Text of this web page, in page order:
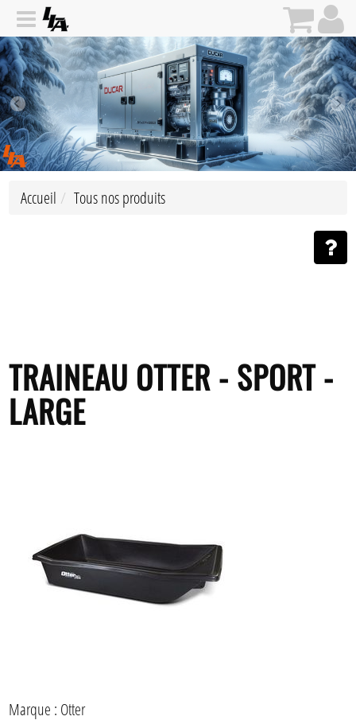
Accueil Tous nos produits
TRAINEAU OTTER - SPORT -
LARGE
Marque : Otter